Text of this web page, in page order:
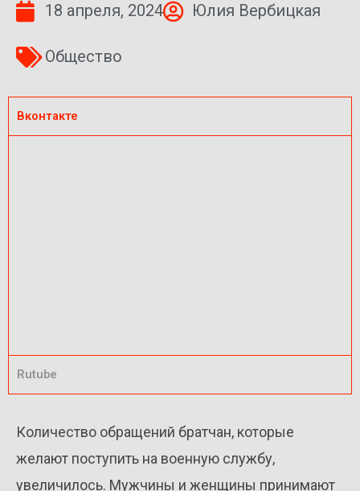
18 апреля, 2024 Юлия Вербицкая
Общество
Вконтакте
Rutube
Количество обращений братчан, которые
желают поступить на военную службу,
увеличилось. Мужчины и женщины принимают